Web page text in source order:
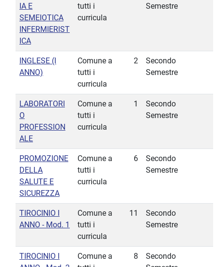
IA E
SEMEIOTICA
INFERMIERIST
ICA
tutti i
curricula
Semestre
INGLESE (I
ANNO)
Comune a
tutti i
curricula
2
Secondo
Semestre
LABORATORI
O
PROFESSION
ALE
Comune a
tutti i
curricula
1
Secondo
Semestre
PROMOZIONE
DELLA
SALUTE E
SICUREZZA
Comune a
tutti i
curricula
6
Secondo
Semestre
TIROCINIO I
ANNO - Mod. 1
Comune a
tutti i
curricula
11
Secondo
Semestre
TIROCINIO I
Comune a
8
Secondo